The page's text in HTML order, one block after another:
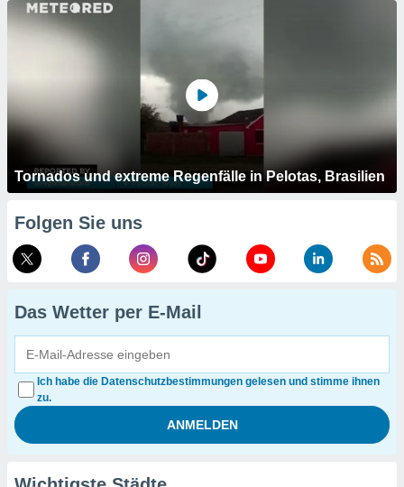
Tornados und extreme Regenfälle in Pelotas, Brasilien
Folgen Sie uns
Das Wetter per E-Mail
Ich habe die Datenschutzbestimmungen gelesen und stimme ihnen
zu.